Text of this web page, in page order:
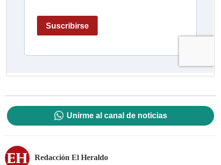
Unirme al canal de noticias
Redacción El Heraldo